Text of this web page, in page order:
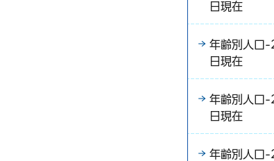
日現在
年齢別人口
日現在
年齢別人口
日現在
年齢別人口